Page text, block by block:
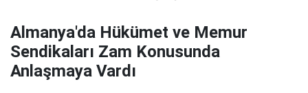
Almanya'da Hükümet ve Memur
Sendikaları Zam Konusunda
Anlaşmaya Vardı